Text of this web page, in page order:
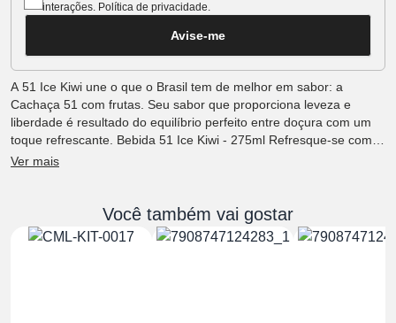
interações. Política de privacidade.
Avise-me
A 51 Ice Kiwi une o que o Brasil tem de melhor em sabor: a
Cachaça 51 com frutas. Seu sabor que proporciona leveza e
liberdade é resultado do equilíbrio perfeito entre doçura com um
toque refrescante. Bebida 51 Ice Kiwi - 275ml Refresque-se com o
sabor incrível do 51 Ice Kiwi A Bebida 51 Ice Kiwi é uma opção
Kiwi, essa bebida é perfeita para os dias de calor ou para
acompanhar momentos de descontração.
Ver mais
Você também vai gostar